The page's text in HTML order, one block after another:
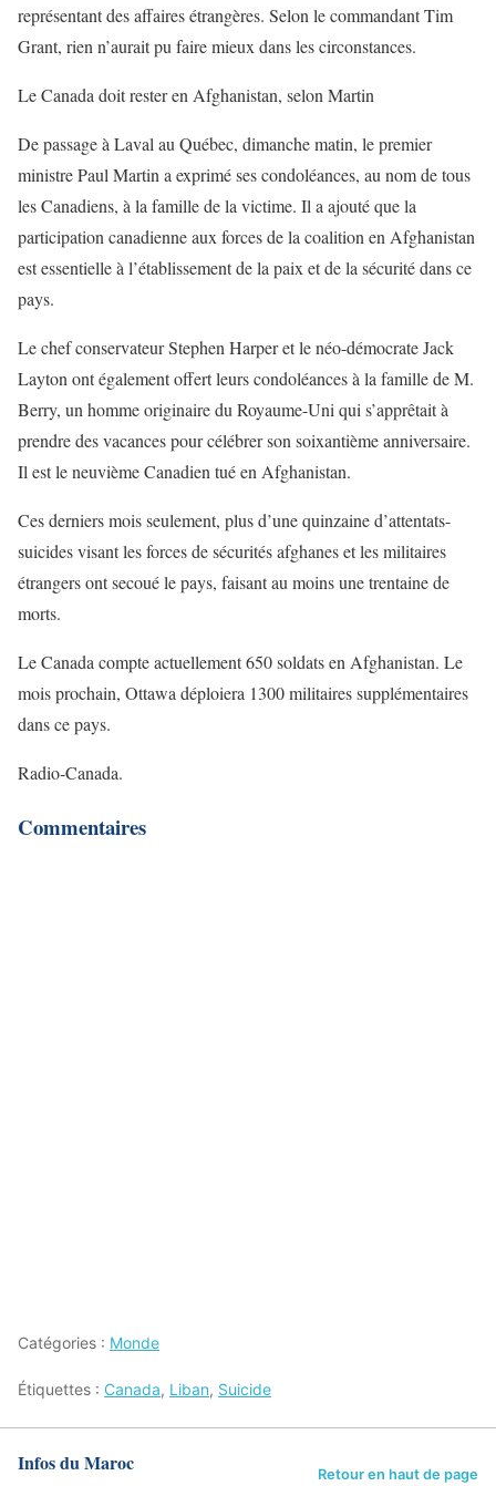
représentant des affaires étrangères. Selon le commandant Tim
Grant, rien n’aurait pu faire mieux dans les circonstances.
Le Canada doit rester en Afghanistan, selon Martin
De passage à Laval au Québec, dimanche matin, le premier
ministre Paul Martin a exprimé ses condoléances, au nom de tous
les Canadiens, à la famille de la victime. Il a ajouté que la
participation canadienne aux forces de la coalition en Afghanistan
est essentielle à l’établissement de la paix et de la sécurité dans ce
pays.
Le chef conservateur Stephen Harper et le néo-démocrate Jack
Layton ont également offert leurs condoléances à la famille de M.
Berry, un homme originaire du Royaume-Uni qui s’apprêtait à
prendre des vacances pour célébrer son soixantième anniversaire.
Il est le neuvième Canadien tué en Afghanistan.
Ces derniers mois seulement, plus d’une quinzaine d’attentats-
suicides visant les forces de sécurités afghanes et les militaires
étrangers ont secoué le pays, faisant au moins une trentaine de
morts.
Le Canada compte actuellement 650 soldats en Afghanistan. Le
mois prochain, Ottawa déploiera 1300 militaires supplémentaires
dans ce pays.
Radio-Canada.
Commentaires
Catégories : Monde
Étiquettes : Canada, Liban, Suicide
Infos du Maroc Retour en haut de page